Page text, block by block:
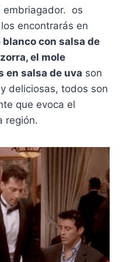
embriagador. os
encontrarás en
blanco con salsa de
el mole
en salsa de uva son
deliciosas, todos son
que evoca el
región.